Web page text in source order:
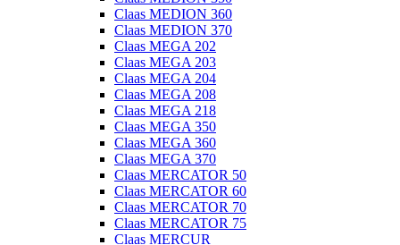
Claas MEDION 360
Claas MEDION 370
Claas MEGA 202
Claas MEGA 203
Claas MEGA 204
Claas MEGA 208
Claas MEGA 218
Claas MEGA 350
Claas MEGA 360
Claas MEGA 370
Claas MERCATOR 50
Claas MERCATOR 60
Claas MERCATOR 70
Claas MERCATOR 75
Claas MERCUR